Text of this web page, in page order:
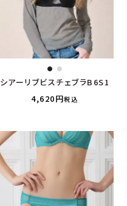
シアーリブビスチェブラB6S1
4,620
税込